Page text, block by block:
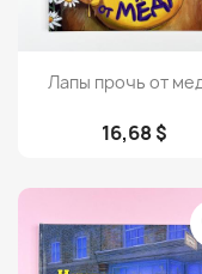
Просмотр
Лапы прочь от
16,68 $